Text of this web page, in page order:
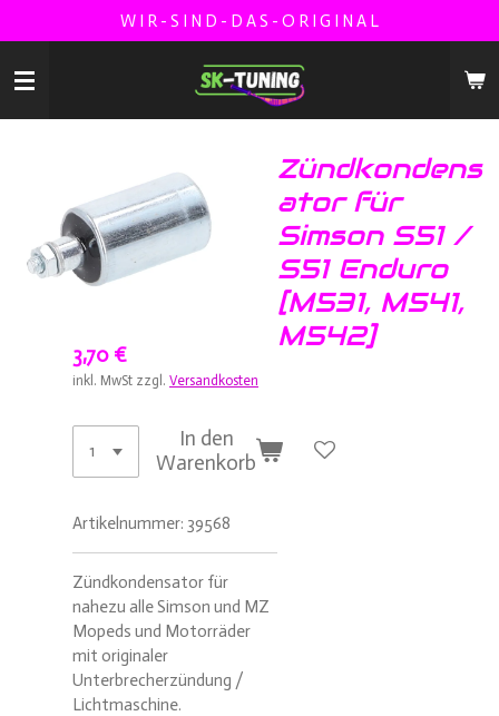
Hauptinhalt
springen
W I R - S I N D - D A S - O R I G I N A L
Zündkondens
ator für
Simson S51 /
S51 Enduro
[M531, M541,
M542]
3,70 €
inkl. MwSt zzgl. Versandkosten
In den
Warenkorb
Artikelnummer: 39568
Zündkondensator für
nahezu alle Simson und MZ
Mopeds und Motorräder
mit originaler
Unterbrecherzündung /
Lichtmaschine.